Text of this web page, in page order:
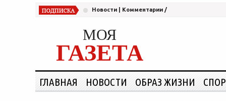
Новости Комментарии /
МОЯ
ГАЗЕТА
ГЛАВНАЯ НОВОСТИ ОБРАЗ ЖИЗНИ